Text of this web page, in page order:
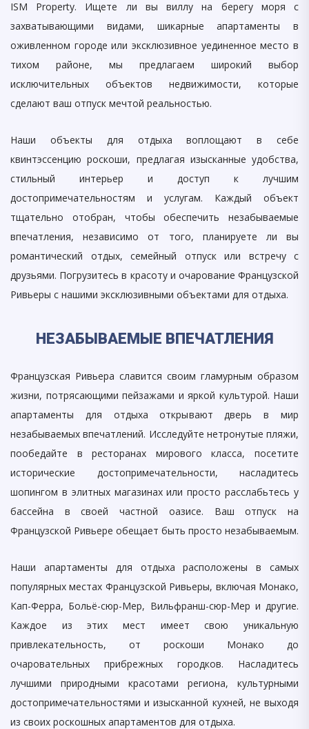
ISM Property. Ищете ли вы виллу на берегу моря с
захватывающими видами, шикарные апартаменты в
оживленном городе или эксклюзивное уединенное место в
тихом районе, мы предлагаем широкий выбор
исключительных объектов недвижимости, которые
сделают ваш отпуск мечтой реальностью.
Наши объекты для отдыха воплощают в себе
квинтэссенцию роскоши, предлагая изысканные удобства,
стильный интерьер и доступ к лучшим
достопримечательностям и услугам. Каждый объект
тщательно отобран, чтобы обеспечить незабываемые
впечатления, независимо от того, планируете ли вы
романтический отдых, семейный отпуск или встречу с
друзьями. Погрузитесь в красоту и очарование Французской
Ривьеры с нашими эксклюзивными объектами для отдыха.
НЕЗАБЫВАЕМЫЕ ВПЕЧАТЛЕНИЯ
Французская Ривьера славится своим гламурным образом
жизни, потрясающими пейзажами и яркой культурой. Наши
апартаменты для отдыха открывают дверь в мир
незабываемых впечатлений. Исследуйте нетронутые пляжи,
пообедайте в ресторанах мирового класса, посетите
исторические достопримечательности, насладитесь
шопингом в элитных магазинах или просто расслабьтесь у
бассейна в своей частной оазисе. Ваш отпуск на
Французской Ривьере обещает быть просто незабываемым.
Наши апартаменты для отдыха расположены в самых
популярных местах Французской Ривьеры, включая Монако,
Кап-Ферра, Больё-сюр-Мер, Вильфранш-сюр-Мер и другие.
Каждое из этих мест имеет свою уникальную
привлекательность, от роскоши Монако до
очаровательных прибрежных городков. Насладитесь
лучшими природными красотами региона, культурными
достопримечательностями и изысканной кухней, не выходя
из своих роскошных апартаментов для отдыха.